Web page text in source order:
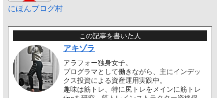
にほんブログ村
この記事を書いた人
アキゾラ
アラフォー独身女子。
プログラマとして働きながら、主にインデッ
クス投資による資産運用実践中。
趣味は筋トレ、特に尻トレをメインに筋トレ